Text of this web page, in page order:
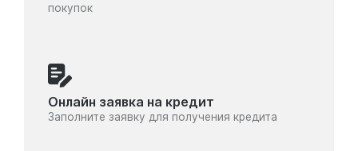
покупок
Онлайн заявка на кредит
Заполните заявку для получения кредита